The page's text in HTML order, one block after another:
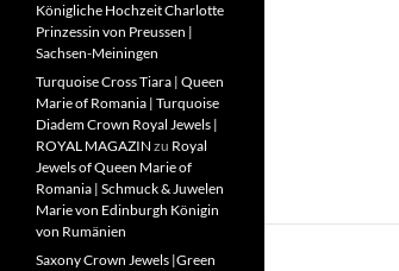
Königliche Hochzeit Charlotte
Prinzessin von Preussen |
Sachsen-Meiningen
Turquoise Cross Tiara | Queen
Marie of Romania | Turquoise
Diadem Crown Royal Jewels |
ROYAL MAGAZIN zu Royal
Jewels of Queen Marie of
Romania | Schmuck & Juwelen
Marie von Edinburgh Königin
von Rumänien
Saxony Crown Jewels |Green